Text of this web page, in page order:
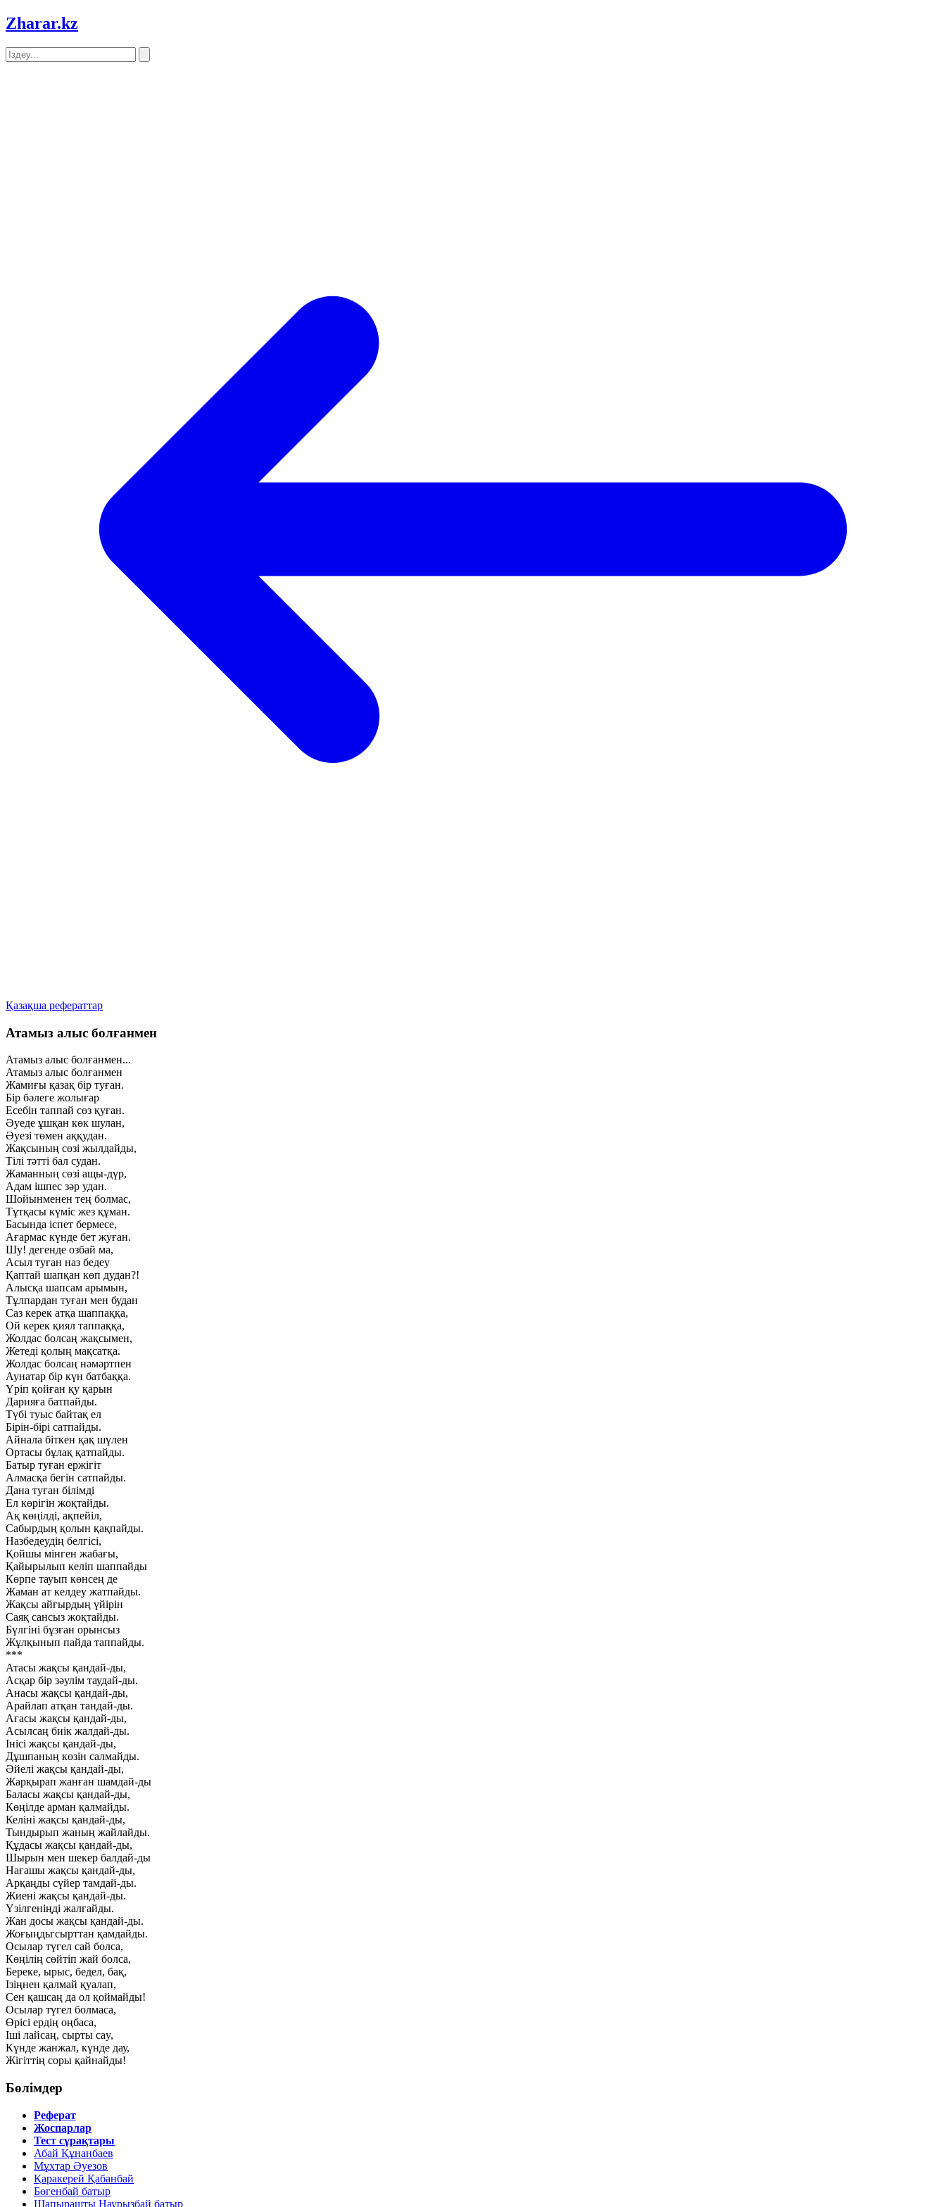
Zharar.kz
Қазақша рефераттар
Атамыз алыс болғанмен
Атамыз алыс болғанмен...
Атамыз алыс болғанмен
Жамиғы қазақ бір туған.
Бір бәлеге жолығар
Есебін таппай сөз қуған.
Әуеде ұшқан көк шулан,
Әуезі төмен аққудан.
Жақсының сөзі жылдайды,
Тілі тәтті бал судан.
Жаманның сөзі ащы-дүр,
Адам ішпес зәр удан.
Шойынменен тең болмас,
Тұтқасы күміс жез құман.
Басында іспет бермесе,
Ағармас күнде бет жуған.
Шу! дегенде озбай ма,
Асыл туған наз бедеу
Қаптай шапқан көп дудан?!
Алысқа шапсам арымын,
Тұлпардан туған мен будан
Саз керек атқа шаппаққа,
Ой керек қиял таппаққа,
Жолдас болсаң жақсымен,
Жетеді қолың мақсатқа.
Жолдас болсаң нәмәртпен
Аунатар бір күн батбаққа.
Үріп қойған қу қарын
Дарияға батпайды.
Түбі туыс байтақ ел
Бірін-бірі сатпайды.
Айнала біткен қақ шүлен
Ортасы бұлақ қатпайды.
Батыр туған ержігіт
Алмасқа бегін сатпайды.
Дана туған білімді
Ел көрігін жоқтайды.
Ақ көңілді, ақпейіл,
Сабырдың қолын қақпайды.
Назбедеудің белгісі,
Қойшы мінген жабағы,
Қайырылып келіп шаппайды
Көрпе тауып көнсең де
Жаман ат келдеу жатпайды.
Жақсы айғырдың үйірін
Саяқ сансыз жоқтайды.
Бүлгіні бұзған орынсыз
Жұлқынып пайда таппайды.
***
Атасы жақсы қандай-ды,
Асқар бір зәулім таудай-ды.
Анасы жақсы қандай-ды,
Арайлап атқан тандай-ды.
Ағасы жақсы қандай-ды,
Асылсаң биік жалдай-ды.
Інісі жақсы қандай-ды,
Дұшпаның көзін салмайды.
Әйелі жақсы қандай-ды,
Жарқырап жанған шамдай-ды
Баласы жақсы қандай-ды,
Көңілде арман қалмайды.
Келіні жақсы қандай-ды,
Тындырып жаның жайлайды.
Құдасы жақсы қандай-ды,
Шырын мен шекер балдай-ды
Нағашы жақсы қандай-ды,
Арқаңды сүйер тамдай-ды.
Жиені жақсы қандай-ды.
Үзілгеніңді жалғайды.
Жан досы жақсы қандай-ды.
Жоғыңдьгсырттан қамдайды.
Осылар түгел сай болса,
Көңілің сөйтіп жай болса,
Береке, ырыс, бедел, бақ,
Ізіңнен қалмай қуалап,
Сен қашсаң да ол қоймайды!
Осылар түгел болмаса,
Өрісі ердің оңбаса,
Іші лайсаң, сырты cay,
Күнде жанжал, күнде дау,
Жігіттің соры қайнайды!
Бөлімдер
Реферат
Жоспарлар
Тест сұрақтары
Абай Құнанбаев
Мұхтар Әуезов
Қаракерей Қабанбай
Бөгенбай батыр
Шапырашты Наурызбай батыр